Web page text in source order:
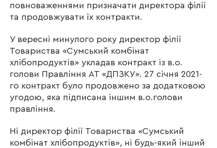
повноваженнями призначати директора філії
та продовжувати їх контракти.
У вересні минулого року директор філії
Товариства «Сумський комбінат
хлібопродуктів» укладав контракт із в.о.
голови Правління АТ «ДПЗКУ». 27 січня 2021-
го контракт було продовжено за додатковою
угодою, яка підписана іншим в.о.голови
правління.
Ні директор філії Товариства «Сумський
комбінат хлібопродуктів», ні будь-який інший